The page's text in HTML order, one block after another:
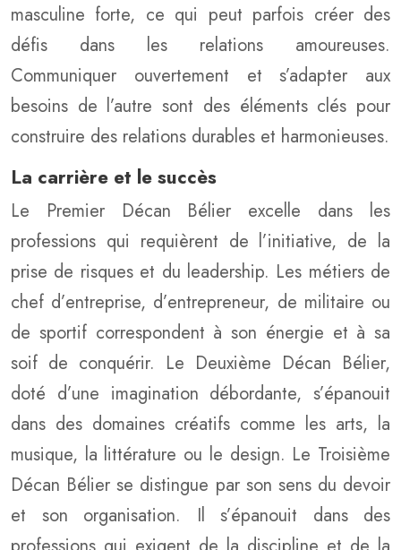
masculine forte, ce qui peut parfois créer des
défis dans les relations amoureuses.
Communiquer ouvertement et s’adapter aux
besoins de l’autre sont des éléments clés pour
construire des relations durables et harmonieuses.
La carrière et le succès
Le Premier Décan Bélier excelle dans les
professions qui requièrent de l’initiative, de la
prise de risques et du leadership. Les métiers de
chef d’entreprise, d’entrepreneur, de militaire ou
de sportif correspondent à son énergie et à sa
soif de conquérir. Le Deuxième Décan Bélier,
doté d’une imagination débordante, s’épanouit
dans des domaines créatifs comme les arts, la
musique, la littérature ou le design. Le Troisième
Décan Bélier se distingue par son sens du devoir
et son organisation. Il s’épanouit dans des